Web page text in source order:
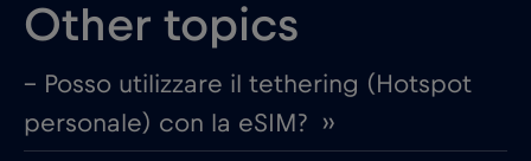
Other topics
– Posso utilizzare il tethering (Hotspot
personale) con la eSIM? ››